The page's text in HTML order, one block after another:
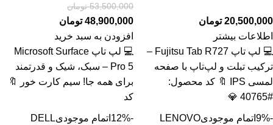
20,500,000 تومان
اطلاعات بیشتر
💻 لپ تاپ Fujitsu Tab R727 –
ترکیب تبلت و لپ‌تاپ با صفحه
لمسی IPS 🔖 کد محصول:
#40765 💎
53,500,000 تومان
48,900,000 تومان
افزودن به سبد خرید
💻 لپ تاپ Microsoft Surface
Pro 5 – سبک، شیک و قدرتمند
برای همه جا! سیم کارت خور 🔖
کد
-9% اتمام موجودیLENOVO
-12% اتمام موجودیDELL